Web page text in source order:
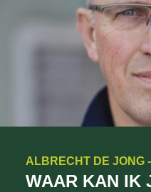
ALBRECHT DE JONG
WAAR KAN IK